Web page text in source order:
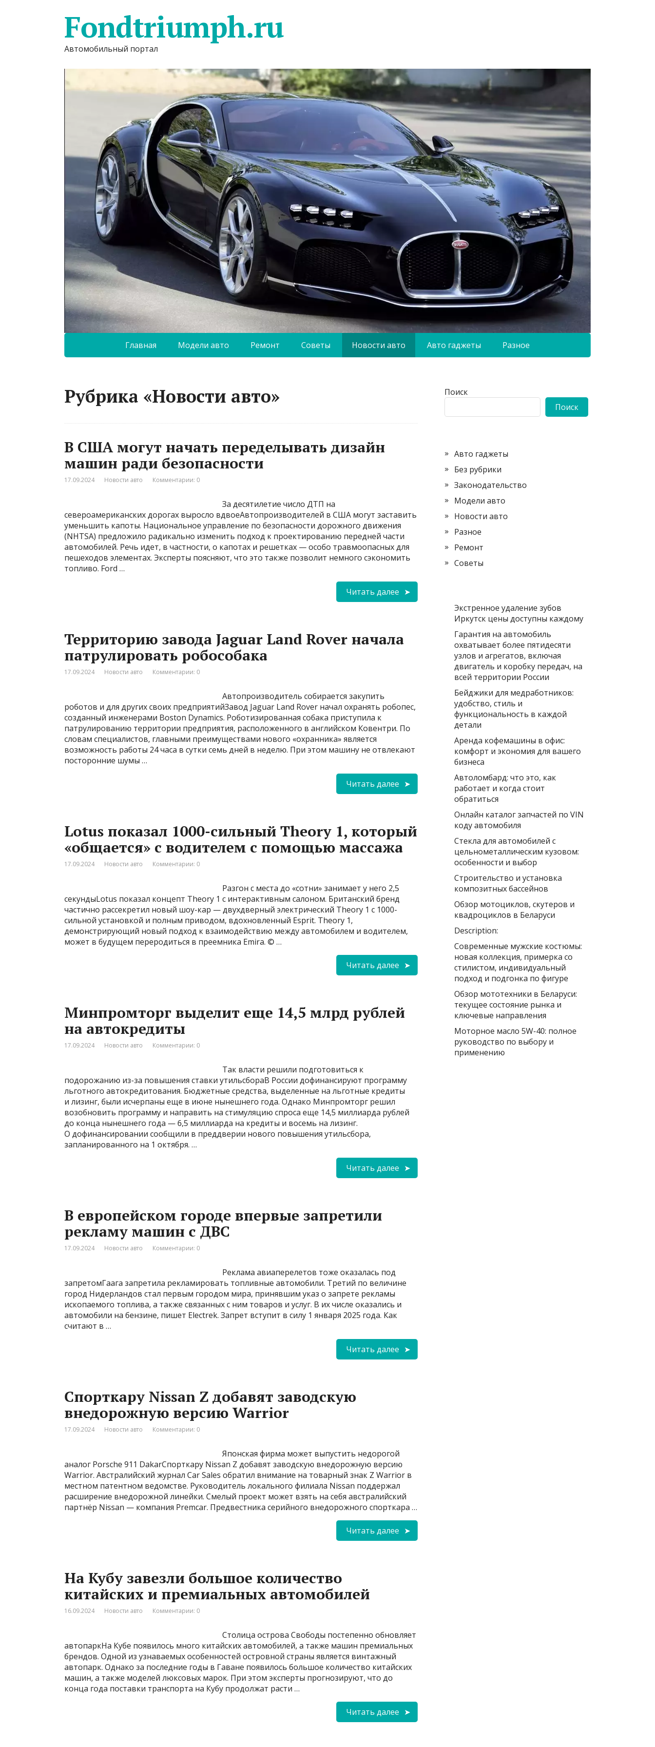
Fondtriumph.ru
Автомобильный портал
Главная Модели авто Ремонт Советы Новости авто Авто гаджеты Разное
Рубрика «Новости авто»
В США могут начать переделывать дизайн
машин ради безопасности
17.09.2024 Новости авто Комментарии: 0
За десятилетие число ДТП на
североамериканских дорогах выросло вдвоеАвтопроизводителей в США могут заставить
уменьшить капоты. Национальное управление по безопасности дорожного движения
(NHTSA) предложило радикально изменить подход к проектированию передней части
автомобилей. Речь идет, в частности, о капотах и решетках — особо травмоопасных для
пешеходов элементах. Эксперты поясняют, что это также позволит немного сэкономить
топливо. Ford …
Читать далее
Территорию завода Jaguar Land Rover начала
патрулировать робособака
17.09.2024 Новости авто Комментарии: 0
Автопроизводитель собирается закупить
роботов и для других своих предприятийЗавод Jaguar Land Rover начал охранять робопес,
созданный инженерами Boston Dynamics. Роботизированная собака приступила к
патрулированию территории предприятия, расположенного в английском Ковентри. По
словам специалистов, главными преимуществами нового «охранника» является
возможность работы 24 часа в сутки семь дней в неделю. При этом машину не отвлекают
посторонние шумы …
Читать далее
Lotus показал 1000-сильный Theory 1, который
«общается» с водителем с помощью массажа
17.09.2024 Новости авто Комментарии: 0
Разгон с места до «сотни» занимает у него 2,5
секундыLotus показал концепт Theory 1 с интерактивным салоном. Британский бренд
частично рассекретил новый шоу-кар — двухдверный электрический Theory 1 с 1000-
сильной установкой и полным приводом, вдохновленный Esprit. Theory 1,
демонстрирующий новый подход к взаимодействию между автомобилем и водителем,
может в будущем переродиться в преемника Emira. © …
Читать далее
Минпромторг выделит еще 14,5 млрд рублей
на автокредиты
17.09.2024 Новости авто Комментарии: 0
Так власти решили подготовиться к
подорожанию из-за повышения ставки утильсбораВ России дофинансируют программу
льготного автокредитования. Бюджетные средства, выделенные на льготные кредиты
и лизинг, были исчерпаны еще в июне нынешнего года. Однако Минпромторг решил
возобновить программу и направить на стимуляцию спроса еще 14,5 миллиарда рублей
до конца нынешнего года — 6,5 миллиарда на кредиты и восемь на лизинг.
О дофинансировании сообщили в преддверии нового повышения утильсбора,
запланированного на 1 октября. …
Читать далее
В европейском городе впервые запретили
рекламу машин с ДВС
17.09.2024 Новости авто Комментарии: 0
Реклама авиаперелетов тоже оказалась под
запретомГаага запретила рекламировать топливные автомобили. Третий по величине
город Нидерландов стал первым городом мира, принявшим указ о запрете рекламы
ископаемого топлива, а также связанных с ним товаров и услуг. В их числе оказались и
автомобили на бензине, пишет Electrek. Запрет вступит в силу 1 января 2025 года. Как
считают в …
Читать далее
Спорткару Nissan Z добавят заводскую
внедорожную версию Warrior
17.09.2024 Новости авто Комментарии: 0
Японская фирма может выпустить недорогой
аналог Porsche 911 DakarСпорткару Nissan Z добавят заводскую внедорожную версию
Warrior. Австралийский журнал Car Sales обратил внимание на товарный знак Z Warrior в
местном патентном ведомстве. Руководитель локального филиала Nissan поддержал
расширение внедорожной линейки. Смелый проект может взять на себя австралийский
партнёр Nissan — компания Premcar. Предвестника серийного внедорожного спорткара …
Читать далее
На Кубу завезли большое количество
китайских и премиальных автомобилей
16.09.2024 Новости авто Комментарии: 0
Столица острова Свободы постепенно обновляет
автопаркНа Кубе появилось много китайских автомобилей, а также машин премиальных
брендов. Одной из узнаваемых особенностей островной страны является винтажный
автопарк. Однако за последние годы в Гаване появилось большое количество китайских
машин, а также моделей люксовых марок. При этом эксперты прогнозируют, что до
конца года поставки транспорта на Кубу продолжат расти …
Читать далее
Поиск
Поиск
Авто гаджеты
Без рубрики
Законодательство
Модели авто
Новости авто
Разное
Ремонт
Советы
Экстренное удаление зубов
Иркутск цены доступны каждому
Гарантия на автомобиль
охватывает более пятидесяти
узлов и агрегатов, включая
двигатель и коробку передач, на
всей территории России
Бейджики для медработников:
удобство, стиль и
функциональность в каждой
детали
Аренда кофемашины в офис:
комфорт и экономия для вашего
бизнеса
Автоломбард: что это, как
работает и когда стоит
обратиться
Онлайн каталог запчастей по VIN
коду автомобиля
Стекла для автомобилей с
цельнометаллическим кузовом:
особенности и выбор
Строительство и установка
композитных бассейнов
Обзор мотоциклов, скутеров и
квадроциклов в Беларуси
Description:
Современные мужские костюмы:
новая коллекция, примерка со
стилистом, индивидуальный
подход и подгонка по фигуре
Обзор мототехники в Беларуси:
текущее состояние рынка и
ключевые направления
Моторное масло 5W-40: полное
руководство по выбору и
применению